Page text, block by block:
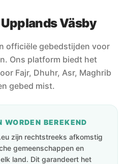
Väsby
officiële gebedstijden voor
Ons platform biedt het
Fajr, Dhuhr, Asr, Maghrib
gebed mist.
BEREKEND
zijn rechtstreeks afkomstig
gemeenschappen en
land. Dit garandeert het